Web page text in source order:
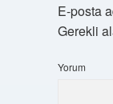
E-posta
Gerekli
Yorum